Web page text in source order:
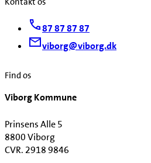
87 87 87 87
viborg@viborg.dk
Find os
Viborg Kommune
Prinsens Alle 5
8800 Viborg
CVR. 2918 9846